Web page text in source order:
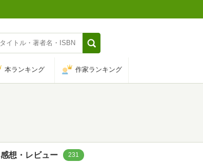
本ランキング 作家ランキング
感想・レビュー 231